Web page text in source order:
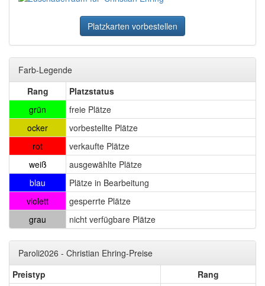
Platzkarten vorbestellen
Farb-Legende
Rang
Platzstatus
grün
freie Plätze
ocker
vorbestellte Plätze
rot
verkaufte Plätze
weiß
ausgewählte Plätze
blau
Plätze in Bearbeitung
violett
gesperrte Plätze
grau
nicht verfügbare Plätze
Paroli2026 - Christian Ehring-Preise
Preistyp
Rang